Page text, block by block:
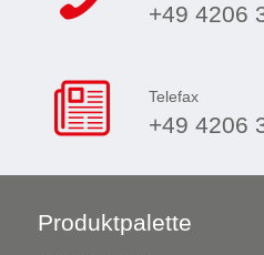
+49 4206
Telefax
+49 4206
Produktpalette